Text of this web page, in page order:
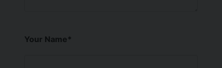
Your Name*